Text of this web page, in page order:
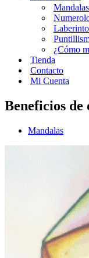
¿Cómo
Tienda
Contacto
Mi Cuenta
Beneficios
Mandalas